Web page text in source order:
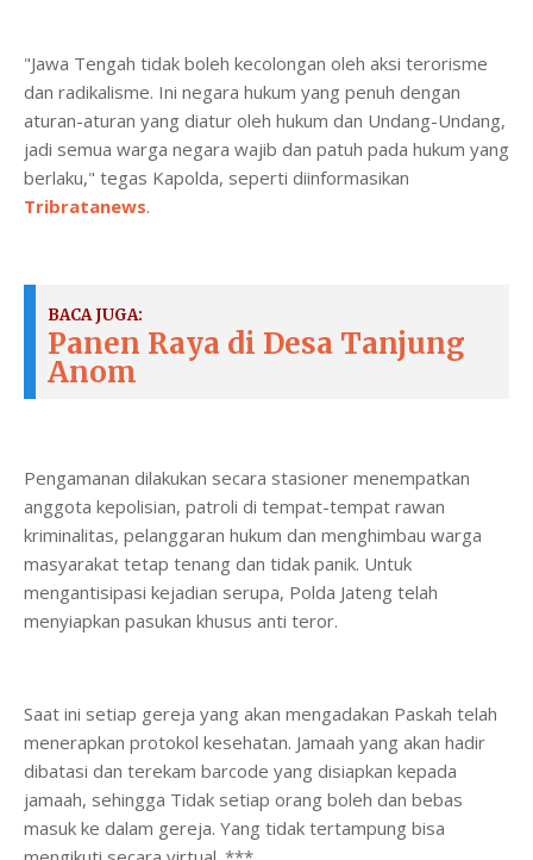
"Jawa Tengah tidak boleh kecolongan oleh aksi terorisme
dan radikalisme. Ini negara hukum yang penuh dengan
aturan-aturan yang diatur oleh hukum dan Undang-Undang,
jadi semua warga negara wajib dan patuh pada hukum yang
berlaku," tegas Kapolda, seperti diinformasikan
Tribratanews.
BACA JUGA:
Panen Raya di Desa Tanjung
Anom
Pengamanan dilakukan secara stasioner menempatkan
anggota kepolisian, patroli di tempat-tempat rawan
kriminalitas, pelanggaran hukum dan menghimbau warga
masyarakat tetap tenang dan tidak panik. Untuk
mengantisipasi kejadian serupa, Polda Jateng telah
menyiapkan pasukan khusus anti teror.
Saat ini setiap gereja yang akan mengadakan Paskah telah
menerapkan protokol kesehatan. Jamaah yang akan hadir
dibatasi dan terekam barcode yang disiapkan kepada
jamaah, sehingga Tidak setiap orang boleh dan bebas
masuk ke dalam gereja. Yang tidak tertampung bisa